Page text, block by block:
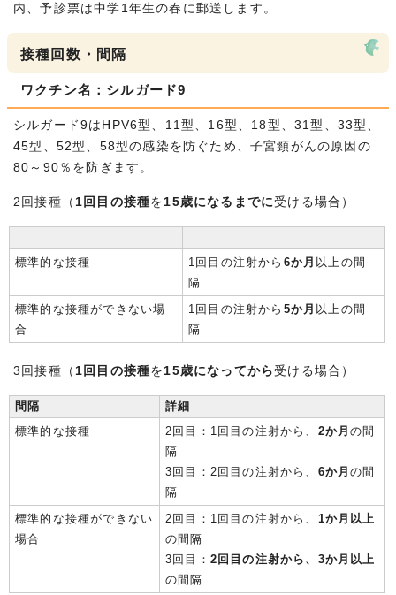
内、予診票は中学1年生の春に郵送します。
接種回数・間隔
ワクチン名：シルガード9
シルガード9はHPV6型、11型、16型、18型、31型、33型、
45型、52型、58型の感染を防ぐため、子宮頸がんの原因の
80～90％を防ぎます。
2回接種（ 1回目の接種を 15歳になるまでに受ける場合）
標準的な接種 1回目の注射から 6か月 以上の間
隔
標準的な接種ができない場
合
1回目の注射から 5か月 以上の間
隔
3回接種（ 1回目の接種を 15歳になってから受ける場合）
間隔
詳細
標準的な接種
2回目：1回目の注射から、 2か月の間
隔
3回目：2回目の注射から、 6か月の間
隔
標準的な接種ができない
場合
2回目：1回目の注射から、 1か月以上
の間隔
3回目： 2回目の注射から、3か月以上
の間隔